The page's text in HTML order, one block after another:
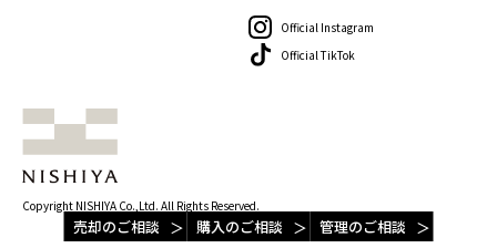
売却のご相談 購入のご相談 管理のご相談
Copyright NISHIYA Co.,Ltd. All Rights Reserved.
Official Instagram
Official TikTok